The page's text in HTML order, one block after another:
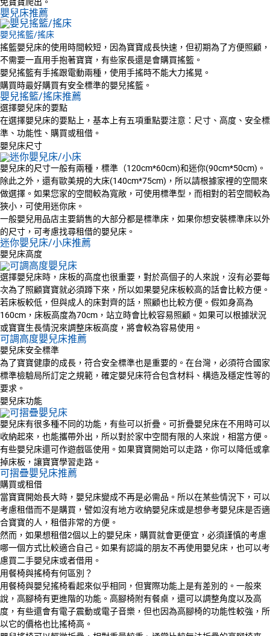
嬰兒床推薦
嬰兒搖籃/搖床
搖籃嬰兒床的使用時間較短，因為寶寶成長快速，但初期為了方便照顧，
不需要一直用手抱著寶寶，有些家長還是會購買搖籃。
嬰兒搖籃有手搖跟電動兩種，使用手搖時不能大力搖晃。
購買時最好購買有安全標準的嬰兒搖籃。
嬰兒搖籃/搖床推薦
選擇嬰兒床的要點
在選擇嬰兒床的要點上，基本上有五項重點要注意：尺寸、高度、安全標
準、功能性、購買或租借。
嬰兒床尺寸
嬰兒床的尺寸一般有兩種，標準（120cm*60cm)和迷你(90cm*50cm)。
除此之外，還有歐美規的大床(140cm*75cm)，所以請根據家裡的空間來
做選擇。如果您家的空間較為寬敞，可使用標準型，而相對的若空間較為
狹小，可使用迷你床。
一般嬰兒用品店主要銷售的大部分都是標準床，如果你想安裝標準床以外
的尺寸，可考慮找尋租借的嬰兒床。
迷你嬰兒床/小床推薦
嬰兒床高度
選擇嬰兒床時，床板的高度也很重要，對於高個子的人來說，沒有必要每
次為了照顧寶寶就必須蹲下來，所以如果嬰兒床板較高的話會比較方便。
若床板較低，但與成人的床對齊的話，照顧也比較方便。假如身高為
160cm，床板高度為70cm，站立時會比較容易照顧。如果可以根據狀況
或寶寶生長情況來調整床板高度，將會較為容易使用。
可調高度嬰兒床推薦
嬰兒床安全標準
為了寶寶健康的成長，符合安全標準也是重要的。在台灣，必須符合國家
標準檢驗局所訂定之規範，確定嬰兒床符合包含材料、構造及穩定性等的
要求。
嬰兒床功能
嬰兒床有很多種不同的功能，有些可以折疊。可折疊嬰兒床在不用時可以
收納起來，也能攜帶外出，所以對於家中空間有限的人來說，相當方便。
有些嬰兒床還可作遊戲區使用。如果寶寶開始可以走路，你可以降低或拿
掉床板，讓寶寶學習走路。
可摺疊嬰兒床推薦
購買或租借
當寶寶開始長大時，嬰兒床變成不再是必需品。所以在某些情況下，可以
考慮租借而不是購買，譬如沒有地方收納嬰兒床或是想參考嬰兒床是否適
合寶寶的人，租借非常的方便。
然而，如果想租借2個以上的嬰兒床，購買就會更便宜，必須謹慎的考慮
哪一個方式比較適合自己。如果有認識的朋友不再使用嬰兒床，也可以考
慮買二手嬰兒床或者借用。
用餐椅與搖椅有何區別？
用餐椅與嬰兒搖椅看起來似乎相同，但實際功能上是有差別的。一般來
說，高腳椅有更進階的功能。高腳椅附有餐桌，還可以調整角度以及高
度，有些還會有電子震動或電子音樂，但也因為高腳椅的功能性較強，所
以它的價格也比搖椅高。